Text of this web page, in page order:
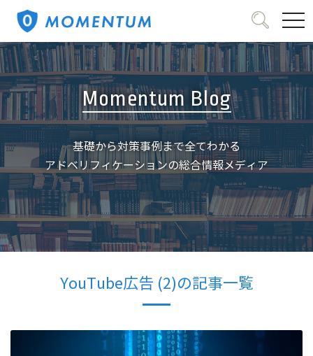
Momentum Blog
基礎から対策事例まで全てわかる
アドベリフィケーションの総合情報メディア
YouTube広告 (2)の記事一覧